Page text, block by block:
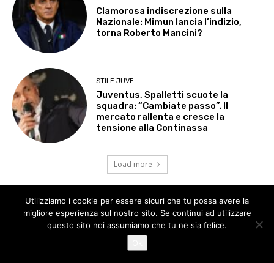
Utilizziamo i cookie per essere sicuri che tu possa avere la
migliore esperienza sul nostro sito. Se continui ad utilizzare
questo sito noi assumiamo che tu ne sia felice.